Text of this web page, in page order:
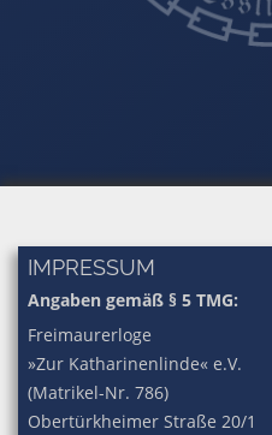
IMPRESSUM
Angaben gemäß § 5 TMG:
Freimaurerloge
»Zur Katharinenlinde« e.V.
(Matrikel-Nr. 786)
Obertürkheimer Straße 20/1